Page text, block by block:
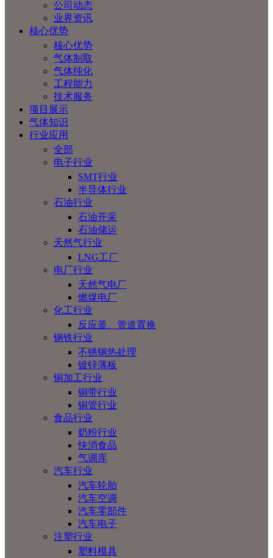
公司动态
业界资讯
核心优势
核心优势
气体制取
气体纯化
工程能力
技术服务
项目展示
气体知识
行业应用
全部
电子行业
SMT行业
半导体行业
石油行业
石油开采
石油储运
天然气行业
LNG工厂
电厂行业
天然气电厂
燃煤电厂
化工行业
反应釜、管道置换
钢铁行业
不锈钢热处理
镀锌薄板
铜加工行业
铜带行业
铜管行业
食品行业
奶粉行业
快消食品
气调库
汽车行业
汽车轮胎
汽车空调
汽车零部件
汽车电子
注塑行业
塑料模具